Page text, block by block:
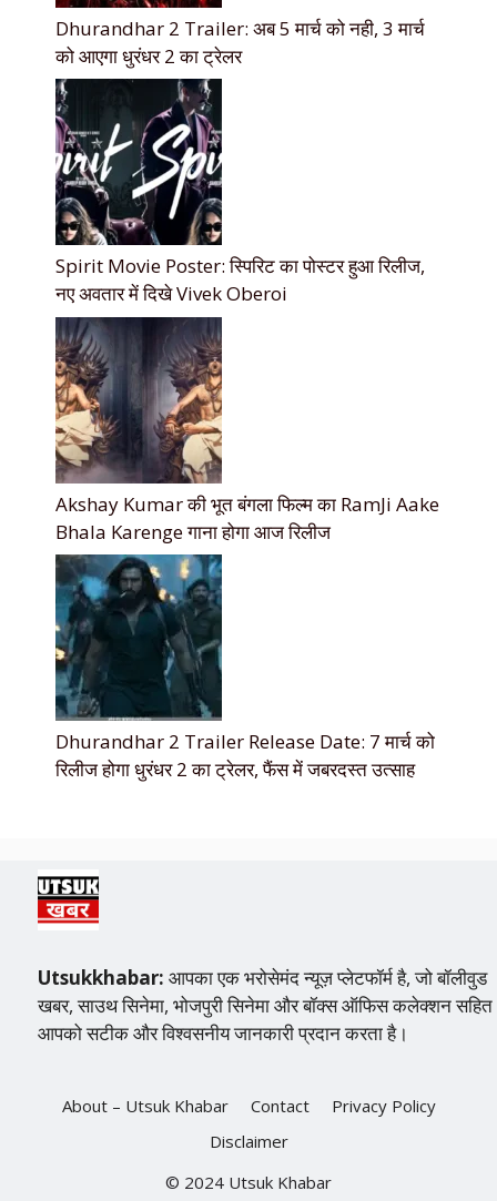
Dhurandhar 2 Trailer: अब 5 मार्च को नही, 3 मार्च
को आएगा धुरंधर 2 का ट्रेलर
Spirit Movie Poster: स्पिरिट का पोस्टर हुआ रिलीज,
नए अवतार में दिखे Vivek Oberoi
Akshay Kumar की भूत बंगला फिल्म का RamJi Aake
Bhala Karenge गाना होगा आज रिलीज
Dhurandhar 2 Trailer Release Date: 7 मार्च को
रिलीज होगा धुरंधर 2 का ट्रेलर, फैंस में जबरदस्त उत्साह
Utsukkhabar: आपका एक भरोसेमंद न्यूज़ प्लेटफॉर्म है, जो बॉलीवुड
खबर, साउथ सिनेमा, भोजपुरी सिनेमा और बॉक्स ऑफिस कलेक्शन सहित
आपको सटीक और विश्वसनीय जानकारी प्रदान करता है।
About – Utsuk Khabar Contact
Privacy Policy
Disclaimer
© 2024 Utsuk Khabar